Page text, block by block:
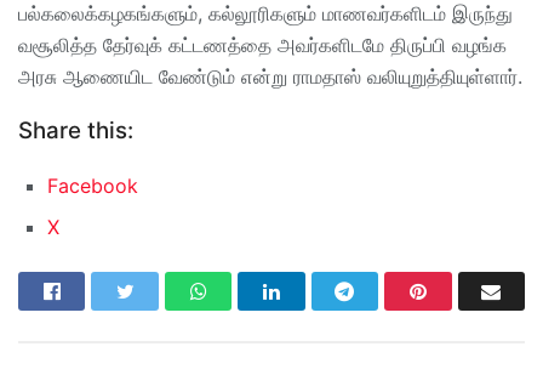
பல்கலைக்கழகங்களும், கல்லூரிகளும் மாணவர்களிடம் இருந்து
வசூலித்த தேர்வுக் கட்டணத்தை அவர்களிடமே திருப்பி வழங்க
அரசு ஆணையிட வேண்டும் என்று ராமதாஸ் வலியுறுத்தியுள்ளார்.
Share this:
Facebook
X